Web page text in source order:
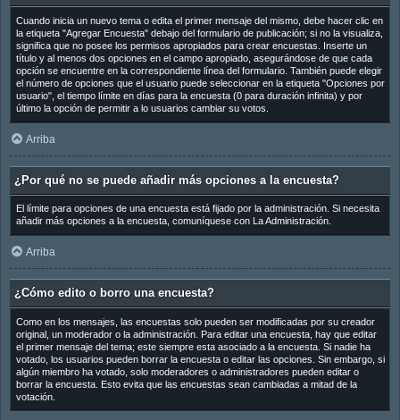
Cuando inicia un nuevo tema o edita el primer mensaje del mismo, debe hacer clic en
la etiqueta "Agregar Encuesta" debajo del formulario de publicación; si no la visualiza,
significa que no posee los permisos apropiados para crear encuestas. Inserte un
título y al menos dos opciones en el campo apropiado, asegurándose de que cada
opción se encuentre en la correspondiente línea del formulario. También puede elegir
el número de opciones que el usuario puede seleccionar en la etiqueta "Opciones por
usuario", el tiempo límite en días para la encuesta (0 para duración infinita) y por
último la opción de permitir a lo usuarios cambiar su votos.
Arriba
¿Por qué no se puede añadir más opciones a la encuesta?
El límite para opciones de una encuesta está fijado por la administración. Si necesita
añadir más opciones a la encuesta, comuníquese con La Administración.
Arriba
¿Cómo edito o borro una encuesta?
Como en los mensajes, las encuestas solo pueden ser modificadas por su creador
original, un moderador o la administración. Para editar una encuesta, hay que editar
el primer mensaje del tema; este siempre esta asociado a la encuesta. Si nadie ha
votado, los usuarios pueden borrar la encuesta o editar las opciones. Sin embargo, si
algún miembro ha votado, solo moderadores o administradores pueden editar o
borrar la encuesta. Esto evita que las encuestas sean cambiadas a mitad de la
votación.